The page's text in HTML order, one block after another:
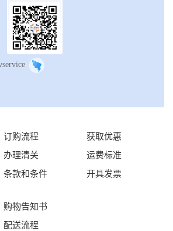
订购流程
办理清关
条款和条件
获取优惠
运费标准
开具发票
购物告知书
配送流程